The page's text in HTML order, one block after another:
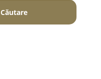
Căutare